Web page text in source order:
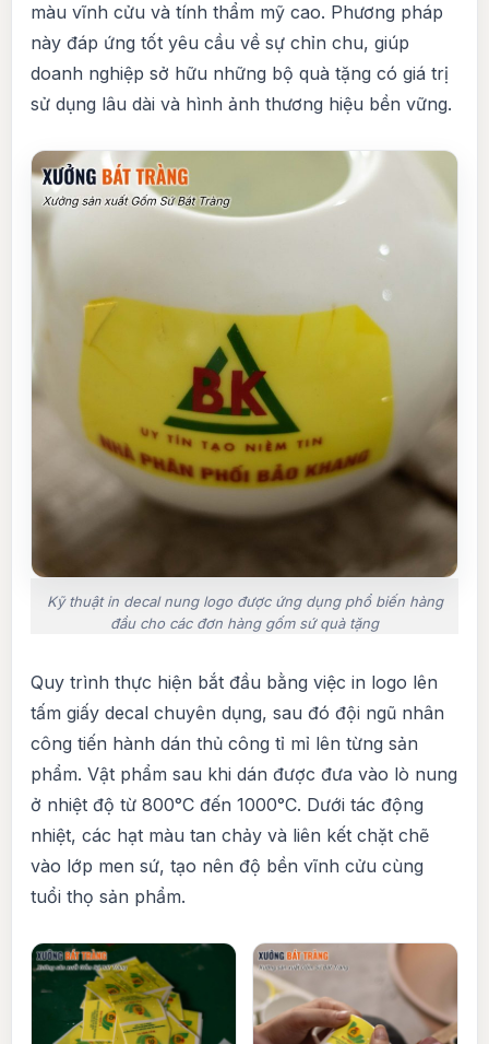
màu vĩnh cửu và tính thẩm mỹ cao. Phương pháp
này đáp ứng tốt yêu cầu về sự chỉn chu, giúp
doanh nghiệp sở hữu những bộ quà tặng có giá trị
sử dụng lâu dài và hình ảnh thương hiệu bền vững.
Kỹ thuật in decal nung logo được ứng dụng phổ biến hàng
đầu cho các đơn hàng gốm sứ quà tặng
Quy trình thực hiện bắt đầu bằng việc in logo lên
tấm giấy decal chuyên dụng, sau đó đội ngũ nhân
công tiến hành dán thủ công tỉ mỉ lên từng sản
phẩm. Vật phẩm sau khi dán được đưa vào lò nung
ở nhiệt độ từ 800°C đến 1000°C. Dưới tác động
nhiệt, các hạt màu tan chảy và liên kết chặt chẽ
vào lớp men sứ, tạo nên độ bền vĩnh cửu cùng
tuổi thọ sản phẩm.